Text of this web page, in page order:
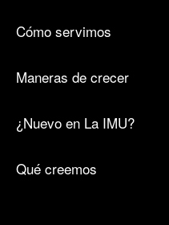
Cómo servimos
Maneras de crecer
¿Nuevo en La IMU?
Qué creemos